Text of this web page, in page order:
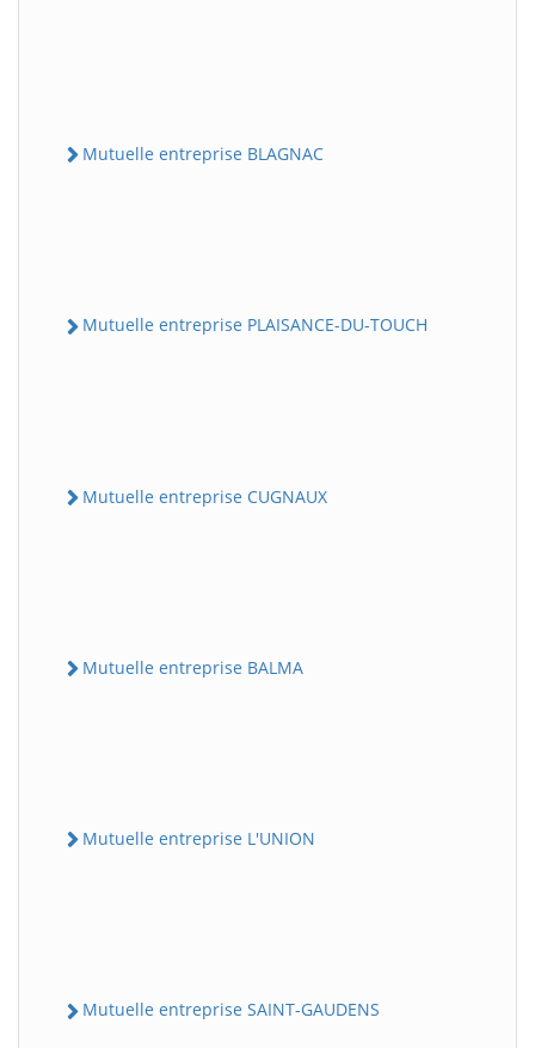
Mutuelle entreprise BLAGNAC
Mutuelle entreprise PLAISANCE-DU-TOUCH
Mutuelle entreprise CUGNAUX
Mutuelle entreprise BALMA
Mutuelle entreprise L'UNION
Mutuelle entreprise SAINT-GAUDENS